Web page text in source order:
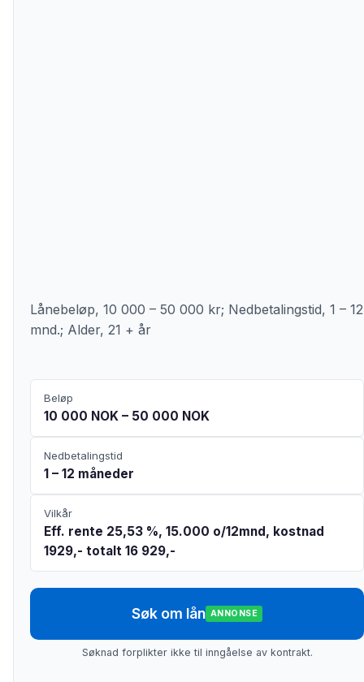
Lånebeløp, 10 000 – 50 000 kr; Nedbetalingstid, 1 – 12
mnd.; Alder, 21 + år
Beløp
10 000 NOK – 50 000 NOK
Nedbetalingstid
1 – 12 måneder
Vilkår
Eff. rente 25,53 %, 15.000 o/12mnd, kostnad
1929,- totalt 16 929,-
Søk om lån ANNONSE
Søknad forplikter ikke til inngåelse av kontrakt.